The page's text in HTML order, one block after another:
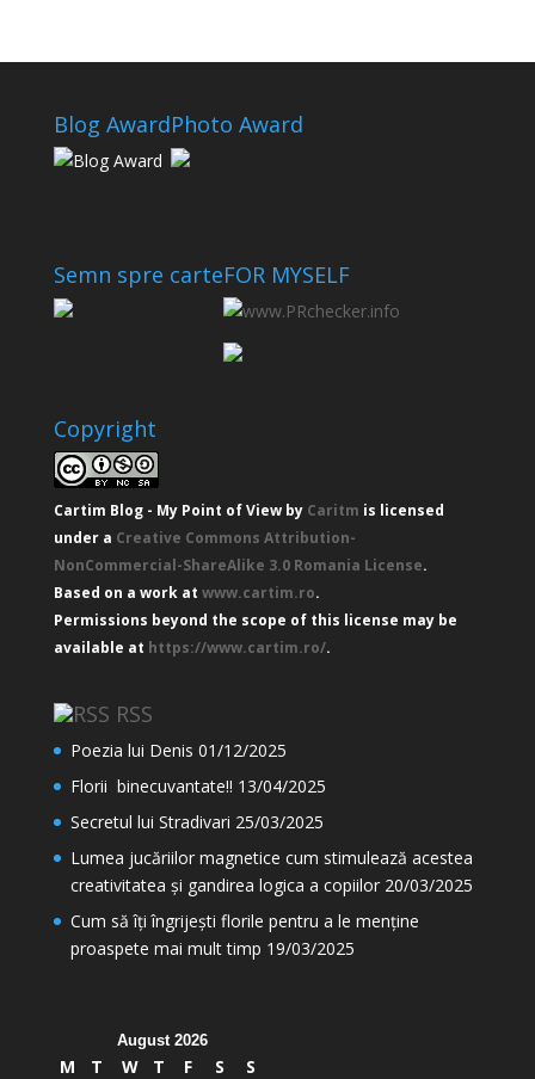
Blog AwardPhoto Award
Semn spre carteFOR MYSELF
Copyright
Cartim Blog - My Point of Viewby Caritm is licensed
under a Creative Commons Attribution-
NonCommercial-ShareAlike 3.0 Romania License.
Based on a work at www.cartim.ro.
Permissions beyond the scope of this license may be
available at https://www.cartim.ro/.
RSS
Poezia lui Denis 01/12/2025
Florii binecuvantate!! 13/04/2025
Secretul lui Stradivari 25/03/2025
Lumea jucăriilor magnetice cum stimulează acestea
creativitatea și gandirea logica a copiilor 20/03/2025
Cum să îți îngrijești florile pentru a le menține
proaspete mai mult timp 19/03/2025
August 2026
M T W T F S
S